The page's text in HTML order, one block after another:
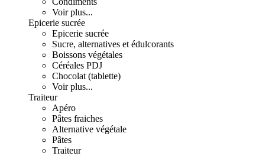
Voir plus...
Epicerie sucrée
Epicerie sucrée
Sucre, alternatives et édulcorants
Boissons végétales
Céréales PDJ
Chocolat (tablette)
Voir plus...
Traiteur
Apéro
Pâtes fraiches
Alternative végétale
Pâtes
Traiteur